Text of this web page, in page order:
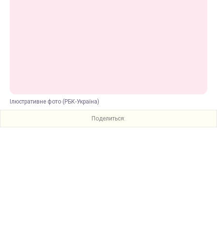
Ілюстративне фото (РБК-Україна)
Поделиться: